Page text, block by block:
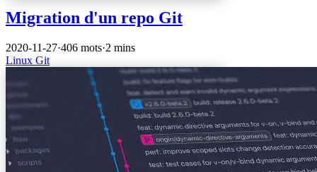
Migration d'un repo Git
2020-11-27·406 mots·2 mins
Linux Git